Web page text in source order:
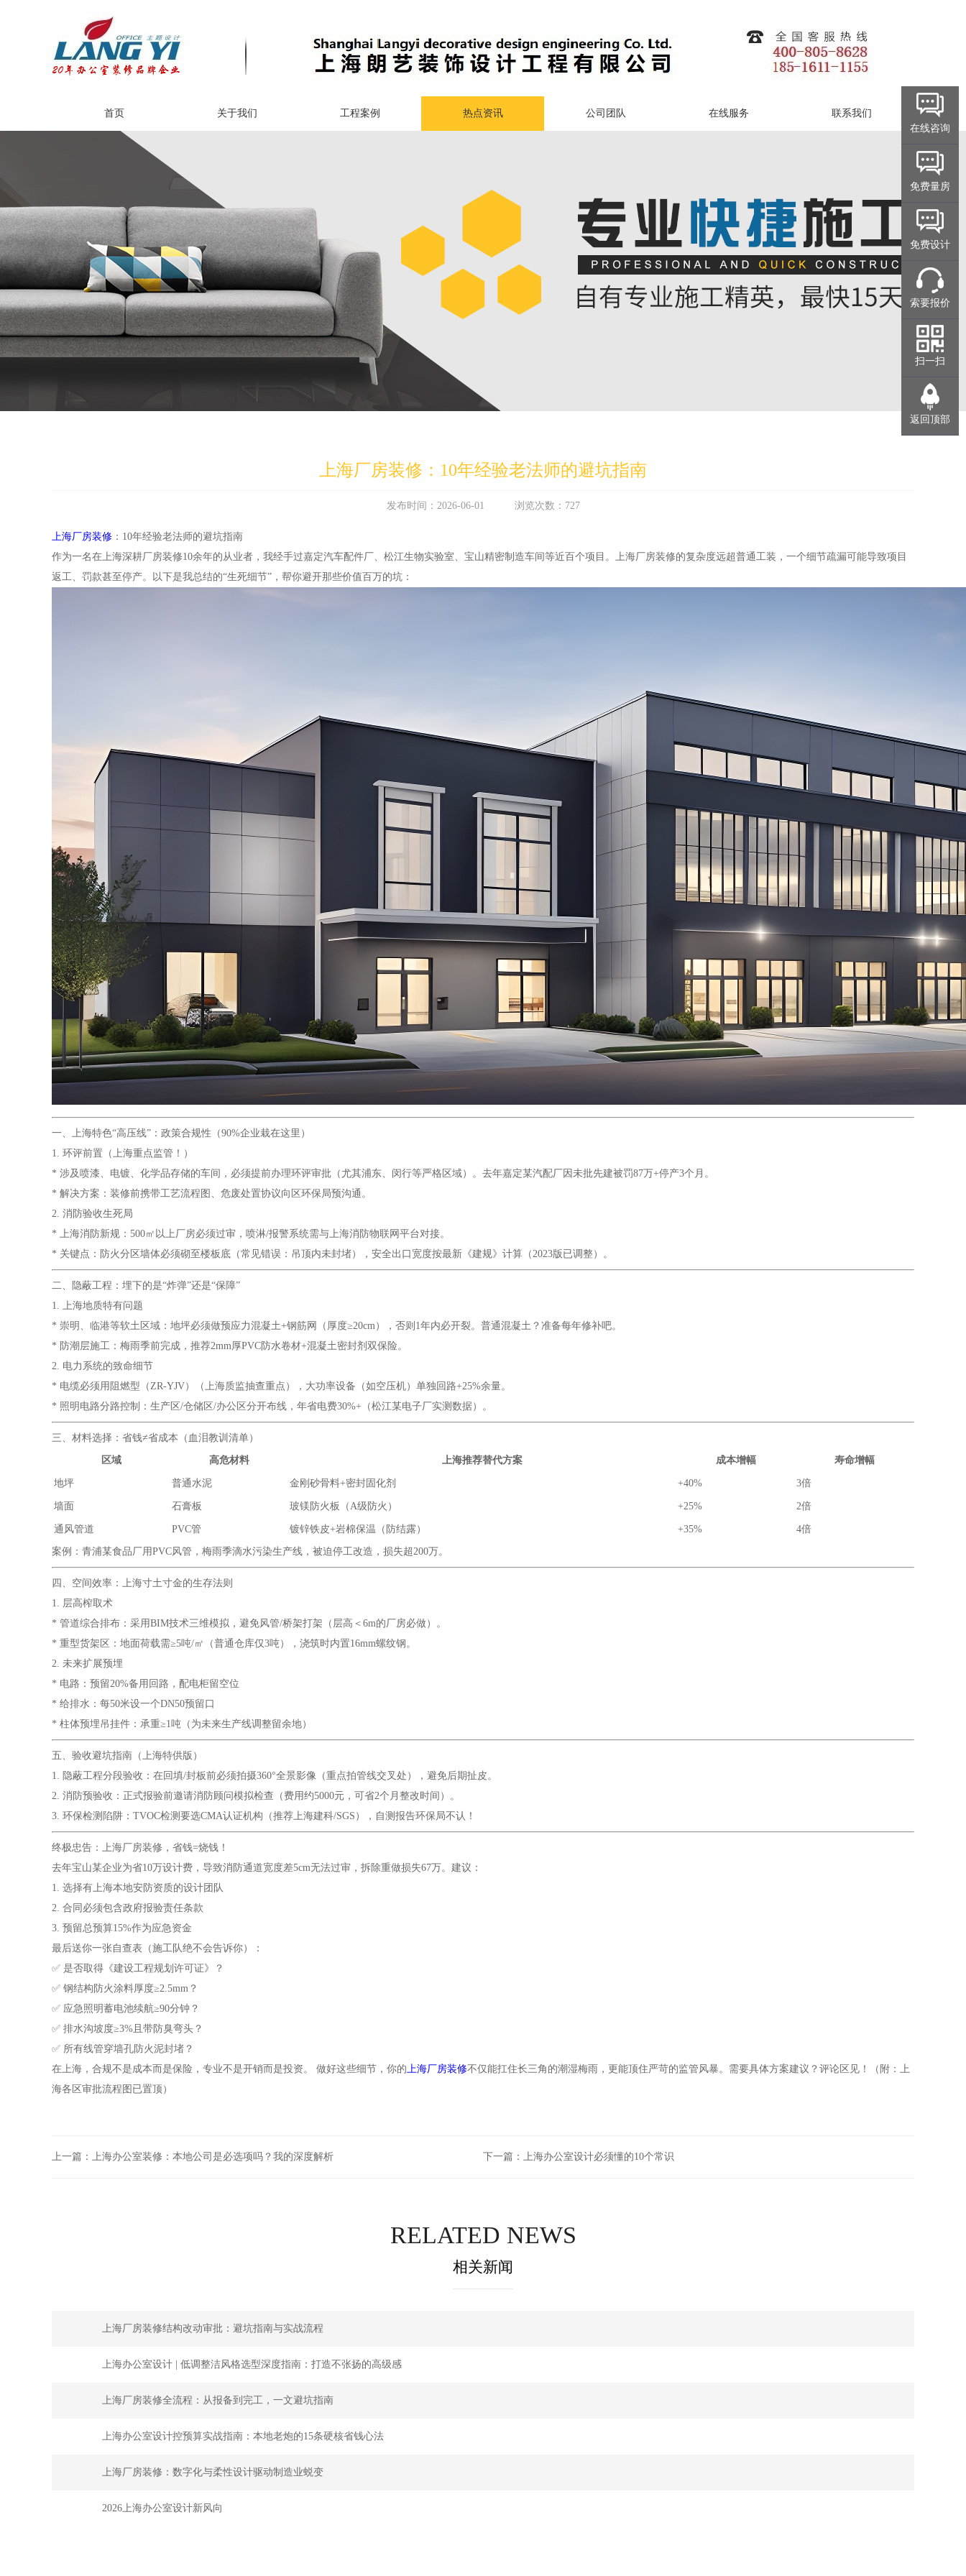
首页 关于我们 工程案例 热点资讯 公司团队 在线服务 联系我们
上海厂房装修：10年经验老法师的避坑指南
发布时间：2026-06-01 浏览次数：727
上海厂房装修 ：10年经验老法师的避坑指南
作为一名在上海深耕厂房装修10余年的从业者，我经手过嘉定汽车配件厂、松江生物实验室、宝山精密制造车间等近百个项目。上海厂房装修的复杂度远超普通工装，一个细节疏漏可能导致项目
返工、罚款甚至停产。以下是我总结的“生死细节”，帮你避开那些价值百万的坑：
一、上海特色“高压线”：政策合规性（90%企业栽在这里）
1. 环评前置（上海重点监管！）
* 涉及喷漆、电镀、化学品存储的车间，必须提前办理环评审批（尤其浦东、闵行等严格区域）。去年嘉定某汽配厂因未批先建被罚87万+停产3个月。
* 解决方案：装修前携带工艺流程图、危废处置协议向区环保局预沟通。
2. 消防验收生死局
* 上海消防新规：500㎡以上厂房必须过审，喷淋/报警系统需与上海消防物联网平台对接。
* 关键点：防火分区墙体必须砌至楼板底（常见错误：吊顶内未封堵），安全出口宽度按最新《建规》计算（2023版已调整）。
二、隐蔽工程：埋下的是“炸弹”还是“保障”
1. 上海地质特有问题
* 崇明、临港等软土区域：地坪必须做预应力混凝土+钢筋网（厚度≥20cm），否则1年内必开裂。普通混凝土？准备每年修补吧。
* 防潮层施工：梅雨季前完成，推荐2mm厚PVC防水卷材+混凝土密封剂双保险。
2. 电力系统的致命细节
* 电缆必须用阻燃型（ZR-YJV）（上海质监抽查重点），大功率设备（如空压机）单独回路+25%余量。
* 照明电路分路控制：生产区/仓储区/办公区分开布线，年省电费30%+（松江某电子厂实测数据）。
三、材料选择：省钱≠省成本（血泪教训清单）
区域 高危材料 上海推荐替代方案 成本增幅 寿命增幅
地坪 普通水泥 金刚砂骨料+密封固化剂 +40% 3倍
墙面 石膏板 玻镁防火板（A级防火） +25% 2倍
通风管道 PVC管 镀锌铁皮+岩棉保温（防结露） +35% 4倍
案例：青浦某食品厂用PVC风管，梅雨季滴水污染生产线，被迫停工改造，损失超200万。
四、空间效率：上海寸土寸金的生存法则
1. 层高榨取术
* 管道综合排布：采用BIM技术三维模拟，避免风管/桥架打架（层高＜6m的厂房必做）。
* 重型货架区：地面荷载需≥5吨/㎡（普通仓库仅3吨），浇筑时内置16mm螺纹钢。
2. 未来扩展预埋
* 电路：预留20%备用回路，配电柜留空位
* 给排水：每50米设一个DN50预留口
* 柱体预埋吊挂件：承重≥1吨（为未来生产线调整留余地）
五、验收避坑指南（上海特供版）
1. 隐蔽工程分段验收：在回填/封板前必须拍摄360°全景影像（重点拍管线交叉处），避免后期扯皮。
2. 消防预验收：正式报验前邀请消防顾问模拟检查（费用约5000元，可省2个月整改时间）。
3. 环保检测陷阱：TVOC检测要选CMA认证机构（推荐上海建科/SGS），自测报告环保局不认！
终极忠告：上海厂房装修，省钱=烧钱！
去年宝山某企业为省10万设计费，导致消防通道宽度差5cm无法过审，拆除重做损失67万。建议：
1. 选择有上海本地安防资质的设计团队
2. 合同必须包含政府报验责任条款
3. 预留总预算15%作为应急资金
最后送你一张自查表（施工队绝不会告诉你）：
✅ 是否取得《建设工程规划许可证》？
✅ 钢结构防火涂料厚度≥2.5mm？
✅ 应急照明蓄电池续航≥90分钟？
✅ 排水沟坡度≥3%且带防臭弯头？
✅ 所有线管穿墙孔防火泥封堵？
在上海，合规不是成本而是保险，专业不是开销而是投资。 做好这些细节，你的上海厂房装修不仅能扛住长三角的潮湿梅雨，更能顶住严苛的监管风暴。需要具体方案建议？评论区见！（附：上
海各区审批流程图已置顶）
上一篇： 上海办公室装修：本地公司是必选项吗？我的深度解析 下一篇： 上海办公室设计必须懂的10个常识
RELATED NEWS
相关新闻
上海厂房装修结构改动审批：避坑指南与实战流程
上海办公室设计 | 低调整洁风格选型深度指南：打造不张扬的高级感
上海厂房装修全流程：从报备到完工，一文避坑指南
上海办公室设计控预算实战指南：本地老炮的15条硬核省钱心法
上海厂房装修：数字化与柔性设计驱动制造业蜕变
2026上海办公室设计新风向
在线咨询
免费量房
免费设计
索要报价
扫一扫
返回顶部